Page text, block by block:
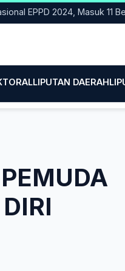
2024, Masuk 11 Besar
LIPUTAN DAERAH